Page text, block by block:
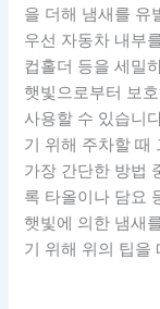
을 더해 냄새를 유
우선 자동차 내부
컵홀더 등을 세밀
햇빛으로부터 보
사용할 수 있습니
기 위해 주차할 때
가장 간단한 방법
록 타올이나 담요
햇빛에 의한 냄새
기 위해 위의 팁을